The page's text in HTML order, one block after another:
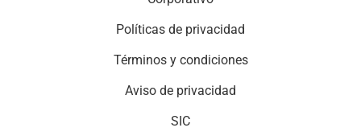
Políticas de privacidad
Términos y condiciones
Aviso de privacidad
SIC